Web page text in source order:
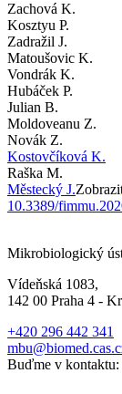
Zachová K.
Kosztyu P.
Zadražil J.
Matoušovic K.
Vondrák K.
Hubáček P.
Julian B.
Moldoveanu Z.
Novák Z.
Kostovčíková K.
Raška M.
Městecký J.
10.3389/
Mikrobiologický
Vídeňská 1083,
142 00 Praha 4 -
+420 296 442 341
Buďme v kontaktu: